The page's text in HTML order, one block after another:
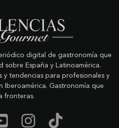
digital de gastronomía que
sobre España y Latinoamérica.
y tendencias para profesionales y
Iberoamérica. Gastronomía que
fronteras.